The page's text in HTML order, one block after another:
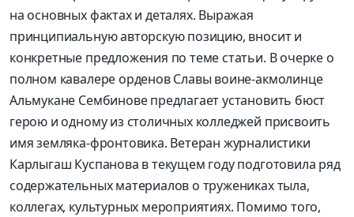
на основных фактах и деталях. Выражая
принципиальную авторскую позицию, вносит и
конкретные предложения по теме статьи. В очерке о
полном кавалере орденов Славы воине-акмолинце
Альмукане Сембинове предлагает установить бюст
герою и одному из столичных колледжей присвоить
имя земляка-фронтовика. Ветеран журналистики
Карлыгаш Куспанова в текущем году подготовила ряд
содержательных материалов о тружениках тыла,
коллегах, культурных мероприятиях. Помимо того,